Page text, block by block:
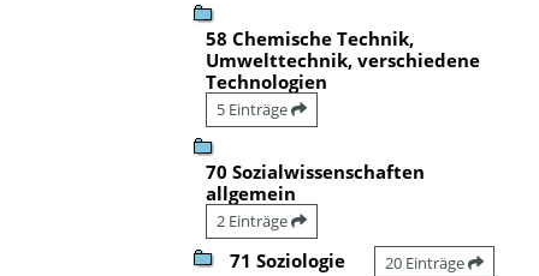
58 Chemische Technik,
Umwelttechnik, verschiedene
Technologien
5 Einträge
70 Sozialwissenschaften
allgemein
2 Einträge
71 Soziologie 20 Einträge